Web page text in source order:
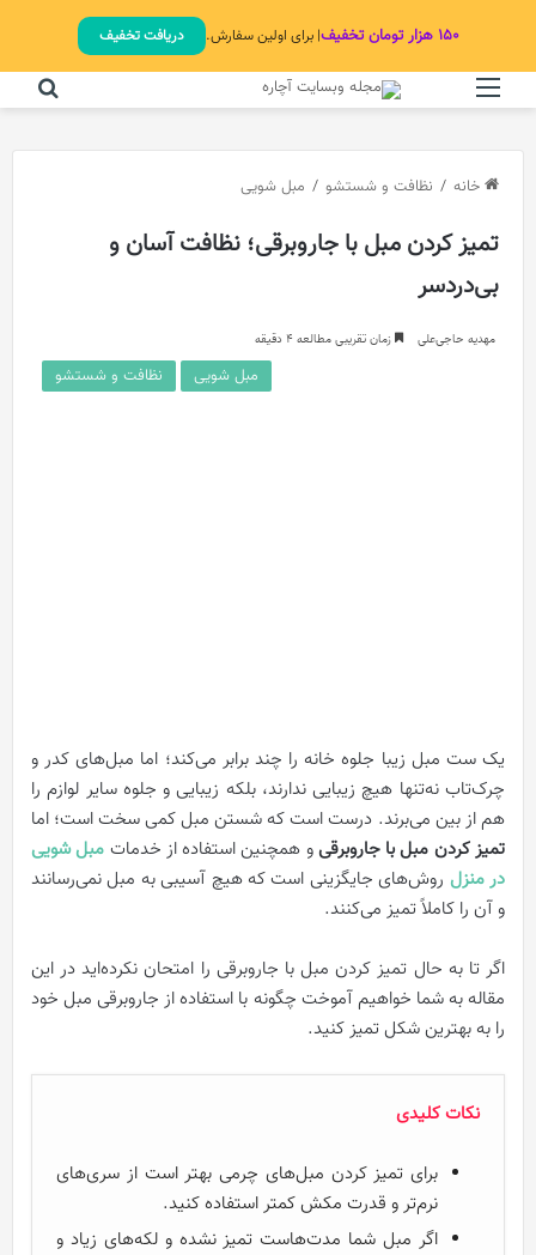
۱۵۰ هزار تومان تخفیف | برای اولین سفارش. دریافت تخفیف
خانه / نظافت و شستشو / مبل‌ شویی
تمیز کردن مبل با جاروبرقی؛ نظافت آسان و
بی‌دردسر
مهدیه حاجی‌علی زمان تقریبی مطالعه 4 دقیقه
مبل‌ شویی نظافت و شستشو
یک ست مبل زیبا جلوه خانه را چند برابر می‌کند؛ اما مبل‌های کدر و
چرک‌تاب نه‌تنها هیچ زیبایی ندارند، بلکه زیبایی و جلوه سایر لوازم را
هم از بین می‌برند. درست است که شستن مبل کمی سخت است؛ اما
تمیز کردن مبل با جاروبرقیو همچنین استفاده از خدمات مبل شویی
در منزل روش‌های جایگزینی است که هیچ آسیبی به مبل نمی‌رسانند
و آن را کاملاً تمیز می‌کنند.
اگر تا به حال تمیز کردن مبل با جاروبرقی را امتحان نکرده‌اید در این
مقاله به شما خواهیم آموخت چگونه با استفاده از جاروبرقی مبل خود
را به بهترین شکل تمیز کنید.
نکات کلیدی
برای تمیز کردن مبل‌های چرمی بهتر است از سری‌های
نرم‌تر و قدرت مکش کمتر استفاده کنید.
اگر مبل شما مدت‌هاست تمیز نشده و لکه‌های زیاد و